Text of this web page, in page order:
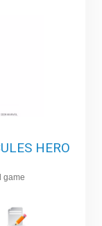
HERO
game